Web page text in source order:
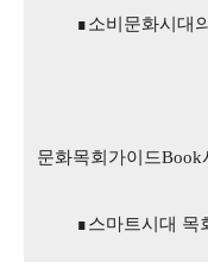
∎소비문화시대
문화목회가이드Book
∎스마트시대 목